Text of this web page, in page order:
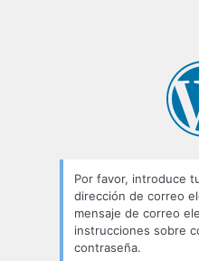
Por favor, introduce
dirección de correo
mensaje de correo
instrucciones sobre
contraseña.